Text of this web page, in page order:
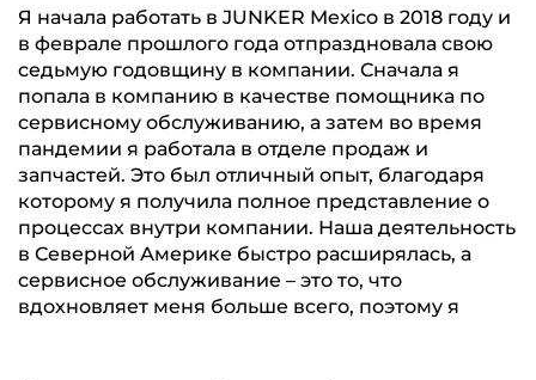
Я начала работать в JUNKER Mexico в 2018 году и
в феврале прошлого года отпраздновала свою
седьмую годовщину в компании. Сначала я
попала в компанию в качестве помощника по
сервисному обслуживанию, а затем во время
пандемии я работала в отделе продаж и
запчастей. Это был отличный опыт, благодаря
которому я получила полное представление о
процессах внутри компании. Наша деятельность
в Северной Америке быстро расширялась, а
сервисное обслуживание – это то, что
вдохновляет меня больше всего, поэтому я